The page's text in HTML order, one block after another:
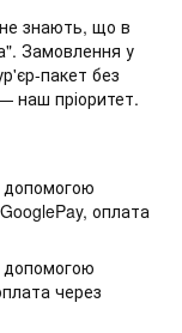
знають, що в
Замовлення у
пакет без
наш пріоритет.
допомогою
оплата
допомогою
через